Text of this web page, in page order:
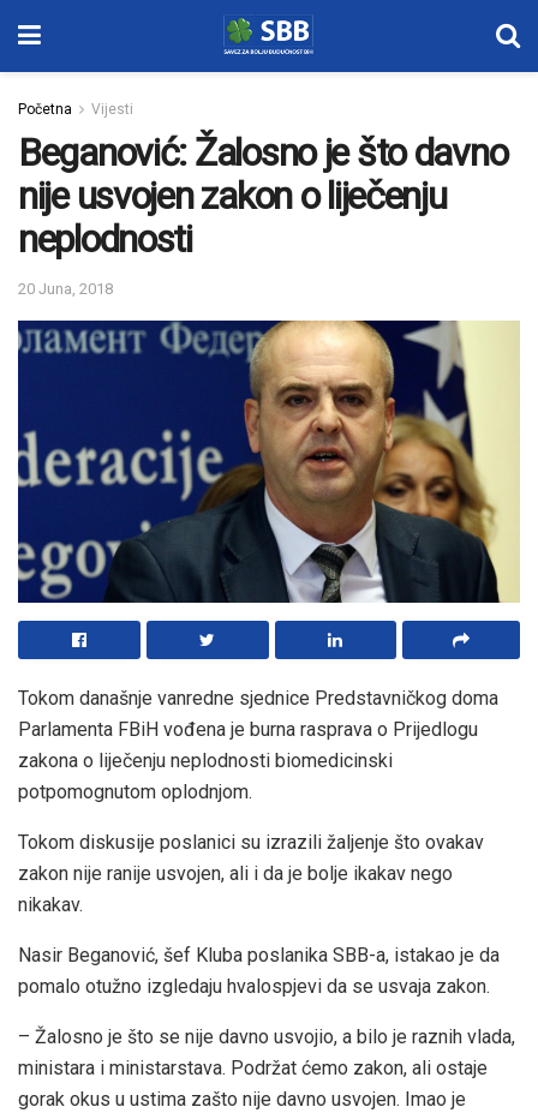
Početna Vijesti
Beganović: Žalosno je što davno
nije usvojen zakon o liječenju
neplodnosti
20 Juna, 2018
Tokom današnje vanredne sjednice Predstavničkog doma
Parlamenta FBiH vođena je burna rasprava o Prijedlogu
zakona o liječenju neplodnosti biomedicinski
potpomognutom oplodnjom.
Tokom diskusije poslanici su izrazili žaljenje što ovakav
zakon nije ranije usvojen, ali i da je bolje ikakav nego
nikakav.
Nasir Beganović, šef Kluba poslanika SBB-a, istakao je da
pomalo otužno izgledaju hvalospjevi da se usvaja zakon.
– Žalosno je što se nije davno usvojio, a bilo je raznih vlada,
ministara i ministarstava. Podržat ćemo zakon, ali ostaje
gorak okus u ustima zašto nije davno usvojen. Imao je